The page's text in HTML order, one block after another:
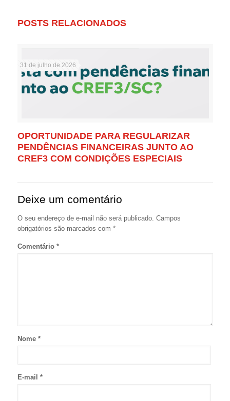
POSTS RELACIONADOS
31 de julho de 2026
OPORTUNIDADE PARA REGULARIZAR
PENDÊNCIAS FINANCEIRAS JUNTO AO
CREF3 COM CONDIÇÕES ESPECIAIS
Deixe um comentário
O seu endereço de e-mail não será publicado. Campos
obrigatórios são marcados com *
Comentário *
Nome *
E-mail *